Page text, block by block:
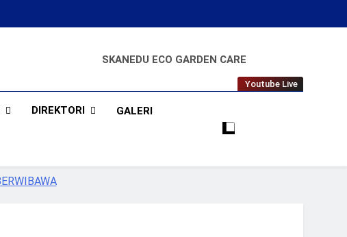
SKANEDU ECO GARDEN CARE
Youtube Live
DIREKTORI GALERI